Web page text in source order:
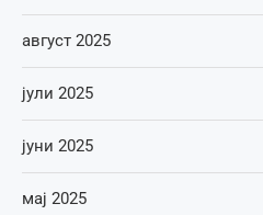
август 2025
јули 2025
јуни 2025
мај 2025